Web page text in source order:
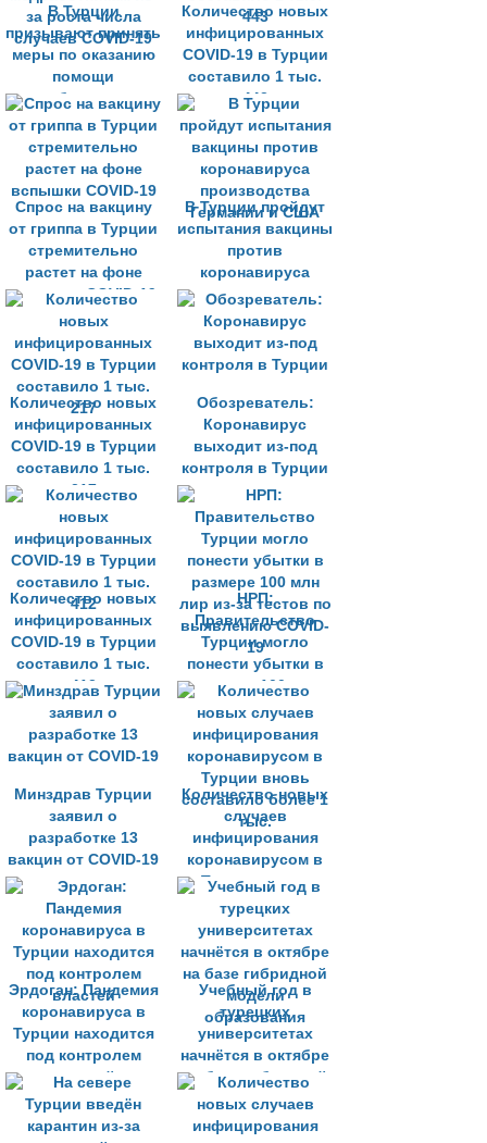
В Турции
призывают принять
меры по оказанию
помощи
медработникам из-
за роста числа
случаев COVID-19
Количество новых
инфицированных
COVID-19 в Турции
составило 1 тыс.
443
Спрос на вакцину
от гриппа в Турции
стремительно
растет на фоне
вспышки COVID-19
В Турции пройдут
испытания вакцины
против
коронавируса
производства
Германии и США
Количество новых
инфицированных
COVID-19 в Турции
составило 1 тыс.
217
Обозреватель:
Коронавирус
выходит из-под
контроля в Турции
Количество новых
инфицированных
COVID-19 в Турции
составило 1 тыс.
412
НРП:
Правительство
Турции могло
понести убытки в
размере 100 млн
лир из-за тестов по
выявлению COVID-
19
Минздрав Турции
заявил о
разработке 13
вакцин от COVID-19
Количество новых
случаев
инфицирования
коронавирусом в
Турции вновь
составило более 1
тыс.
Эрдоган: Пандемия
коронавируса в
Турции находится
под контролем
властей
Учебный год в
турецких
университетах
начнётся в октябре
на базе гибридной
модели
образования